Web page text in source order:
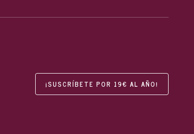
¡SUSCRÍBETE POR 19€ AL AÑO!